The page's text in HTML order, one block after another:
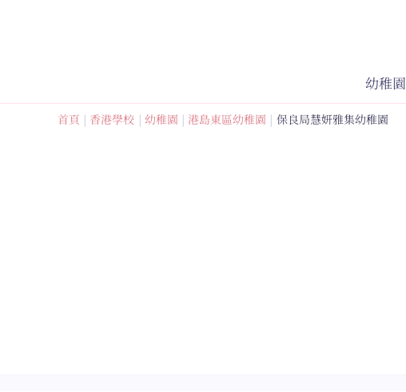
幼稚園
首頁 香港學校 幼稚園 港島東區幼稚園 保良局慧妍雅集幼稚園